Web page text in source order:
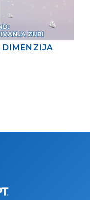
DIMENZIJA